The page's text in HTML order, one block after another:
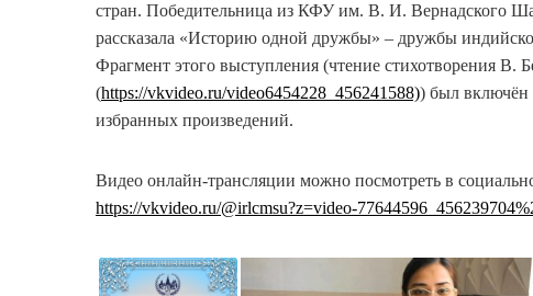
стран. Победительница из КФУ им. В. И. Вернадского
рассказала «Историю одной дружбы» – дружбы
Фрагмент этого выступления (чтение стихотворения В.
(https://vkvideo.ru/video6454228_456241588)) был включён
избранных произведений.
Видео онлайн-трансляции можно посмотреть в
https://vkvideo.ru/@irlcmsu?z=video-